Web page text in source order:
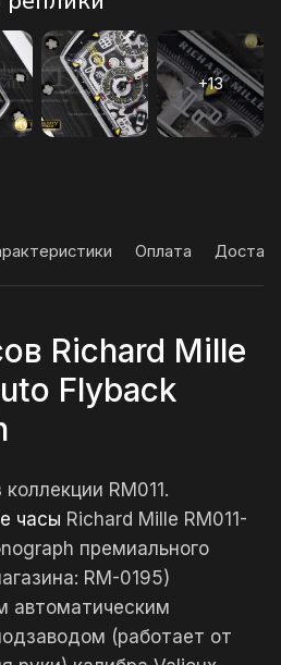
Оплата
Richard Mille
Flyback
коллекции RM011.
часы Richard Mille RM011-
премиального
RM-0195)
автоматическим
(работает от